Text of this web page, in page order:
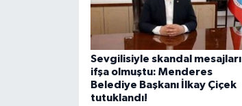
Sevgilisiyle skandal mesajları
ifşa olmuştu: Menderes
Belediye Başkanı İlkay Çiçek
tutuklandı!